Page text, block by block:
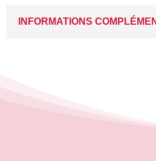
INFORMATIONS